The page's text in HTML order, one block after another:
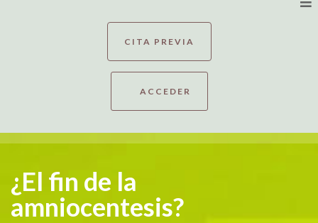
CITA PREVIA
ACCEDER
¿El fin de la
amniocentesis?